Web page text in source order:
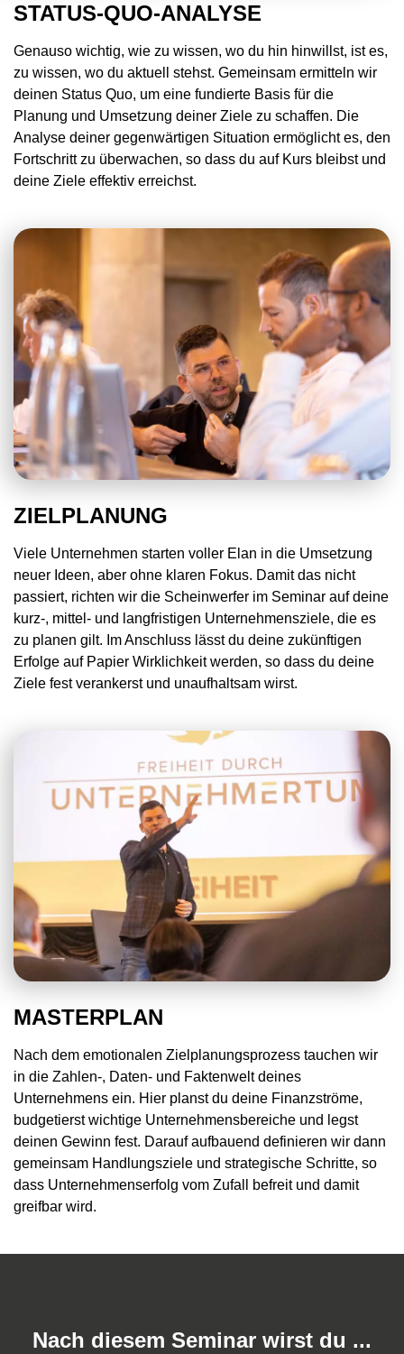
STATUS-QUO-ANALYSE
Genauso wichtig, wie zu wissen, wo du hin hinwillst, ist es,
zu wissen, wo du aktuell stehst. Gemeinsam ermitteln wir
deinen Status Quo, um eine fundierte Basis für die
Planung und Umsetzung deiner Ziele zu schaffen. Die
Analyse deiner gegenwärtigen Situation ermöglicht es, den
Fortschritt zu überwachen, so dass du auf Kurs bleibst und
deine Ziele effektiv erreichst.
ZIELPLANUNG
Viele Unternehmen starten voller Elan in die Umsetzung
neuer Ideen, aber ohne klaren Fokus. Damit das nicht
passiert, richten wir die Scheinwerfer im Seminar auf deine
kurz-, mittel- und langfristigen Unternehmensziele, die es
zu planen gilt. Im Anschluss lässt du deine zukünftigen
Erfolge auf Papier Wirklichkeit werden, so dass du deine
Ziele fest verankerst und unaufhaltsam wirst.
MASTERPLAN
Nach dem emotionalen Zielplanungsprozess tauchen wir
in die Zahlen-, Daten- und Faktenwelt deines
Unternehmens ein. Hier planst du deine Finanzströme,
budgetierst wichtige Unternehmensbereiche und legst
deinen Gewinn fest. Darauf aufbauend definieren wir dann
gemeinsam Handlungsziele und strategische Schritte, so
dass Unternehmenserfolg vom Zufall befreit und damit
greifbar wird.
Nach diesem Seminar wirst du ...